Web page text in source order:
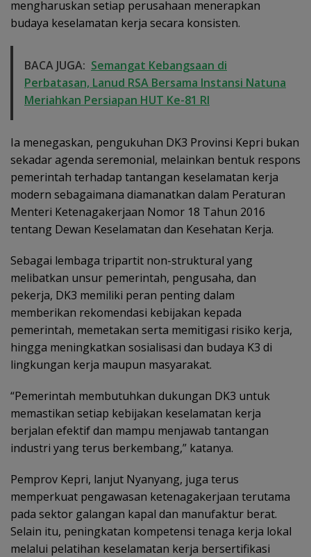
mengharuskan setiap perusahaan menerapkan
budaya keselamatan kerja secara konsisten.
BACA JUGA: Semangat Kebangsaan di
Perbatasan, Lanud RSA Bersama Instansi Natuna
Meriahkan Persiapan HUT Ke-81 RI
Ia menegaskan, pengukuhan DK3 Provinsi Kepri bukan
sekadar agenda seremonial, melainkan bentuk respons
pemerintah terhadap tantangan keselamatan kerja
modern sebagaimana diamanatkan dalam Peraturan
Menteri Ketenagakerjaan Nomor 18 Tahun 2016
tentang Dewan Keselamatan dan Kesehatan Kerja.
Sebagai lembaga tripartit non-struktural yang
melibatkan unsur pemerintah, pengusaha, dan
pekerja, DK3 memiliki peran penting dalam
memberikan rekomendasi kebijakan kepada
pemerintah, memetakan serta memitigasi risiko kerja,
hingga meningkatkan sosialisasi dan budaya K3 di
lingkungan kerja maupun masyarakat.
“Pemerintah membutuhkan dukungan DK3 untuk
memastikan setiap kebijakan keselamatan kerja
berjalan efektif dan mampu menjawab tantangan
industri yang terus berkembang,” katanya.
Pemprov Kepri, lanjut Nyanyang, juga terus
memperkuat pengawasan ketenagakerjaan terutama
pada sektor galangan kapal dan manufaktur berat.
Selain itu, peningkatan kompetensi tenaga kerja lokal
melalui pelatihan keselamatan kerja bersertifikasi